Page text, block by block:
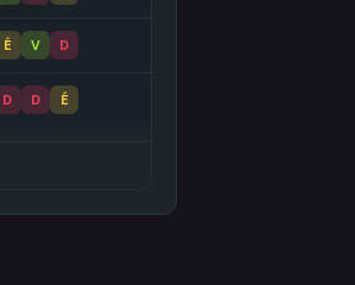
É V D
D D É